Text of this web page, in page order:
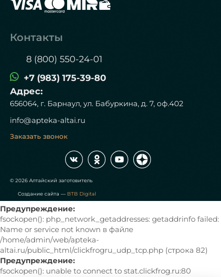
Контакты
8 (800) 550-24-01
+7 (983) 175-39-80
Адрес:
656064, г. Барнаул, ул. Бабуркина, д. 7, оф.402
info@apteka-altai.ru
Заказать звонок
© 2026 Алтайский заготовитель
Создание сайта — BTB Digital
Предупреждение:
fsockopen(): php_network_getaddresses: getaddrinfo failed:
Name or service not known в файле
/home/admin/web/apteka-
altai.ru/public_html/clickfrogru_udp_tcp.php (строка 82)
Предупреждение:
fsockopen(): unable to connect to stat.clickfrog.ru:80